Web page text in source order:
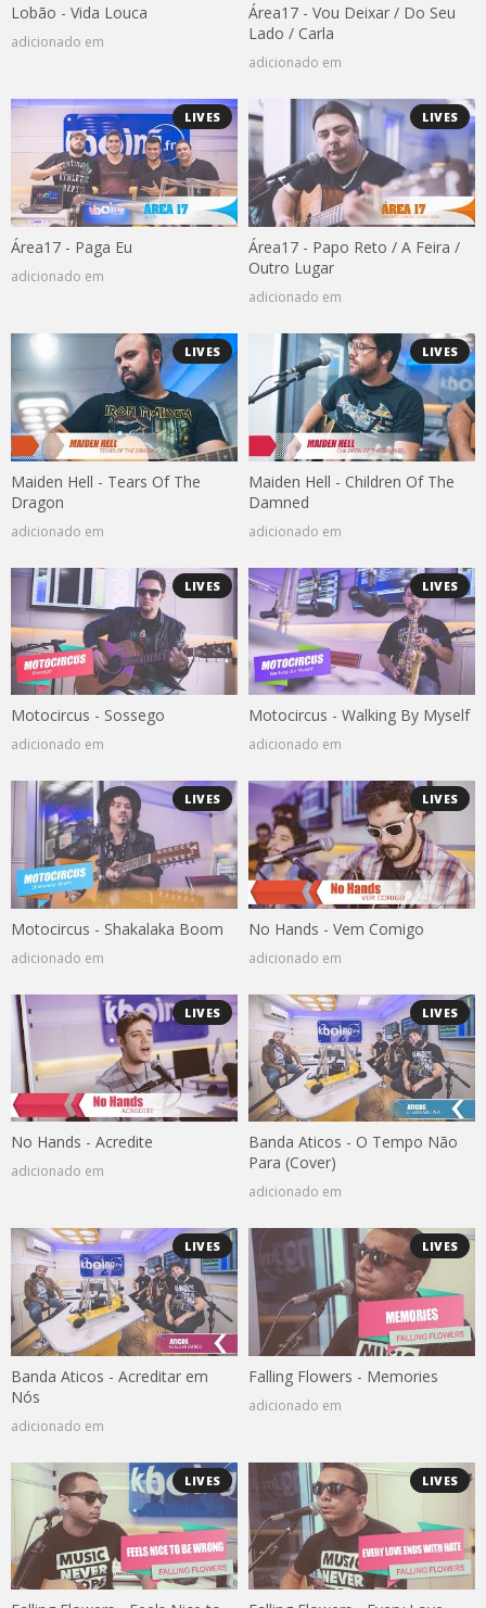
Lobão - Vida Louca
adicionado em
Área17 - Vou Deixar / Do Seu
Lado / Carla
adicionado em
LIVES
Área17 - Paga Eu
adicionado em
LIVES
Área17 - Papo Reto / A Feira /
Outro Lugar
adicionado em
LIVES
Maiden Hell - Tears Of The
Dragon
adicionado em
LIVES
Maiden Hell - Children Of The
Damned
adicionado em
LIVES
Motocircus - Sossego
adicionado em
LIVES
Motocircus - Walking By Myself
adicionado em
LIVES
Motocircus - Shakalaka Boom
adicionado em
LIVES
No Hands - Vem Comigo
adicionado em
LIVES
No Hands - Acredite
adicionado em
LIVES
Banda Aticos - O Tempo Não
Para (Cover)
adicionado em
LIVES
Banda Aticos - Acreditar em
Nós
adicionado em
LIVES
Falling Flowers - Memories
adicionado em
LIVES LIVES